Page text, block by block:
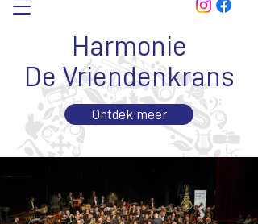
Ontdek meer
Harmonie
De Vriendenkrans